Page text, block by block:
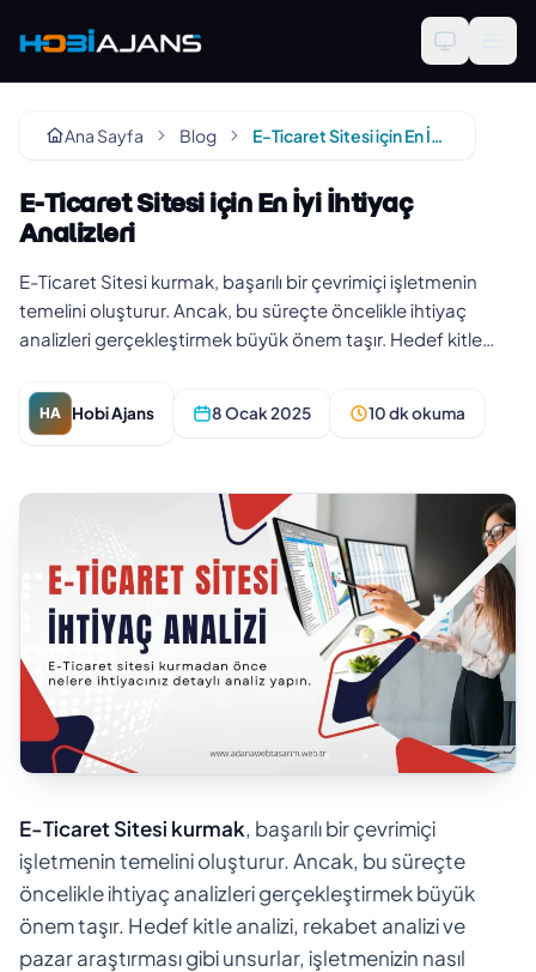
Ana Sayfa Blog E-Ticaret Sitesi için En İyi İhtiyaç Analizleri
E-Ticaret Sitesi için En İyi İhtiyaç
Analizleri
E-Ticaret Sitesi kurmak, başarılı bir çevrimiçi işletmenin
temelini oluşturur. Ancak, bu süreçte öncelikle ihtiyaç
analizleri gerçekleştirmek büyük önem taşır. Hedef kitle
HA Hobi Ajans 8 Ocak 2025 10 dk okuma
E-Ticaret Sitesi kurmak, başarılı bir çevrimiçi
işletmenin temelini oluşturur. Ancak, bu süreçte
öncelikle ihtiyaç analizleri gerçekleştirmek büyük
önem taşır. Hedef kitle analizi, rekabet analizi ve
pazar araştırması gibi unsurlar, işletmenizin nasıl